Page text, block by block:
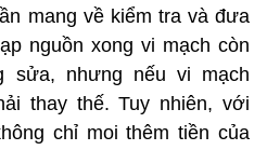
mang về kiểm tra và đưa
nguồn xong vi mạch còn
sửa, nhưng nếu vi mạch
thay thế. Tuy nhiên, với
chỉ moi thêm tiền của